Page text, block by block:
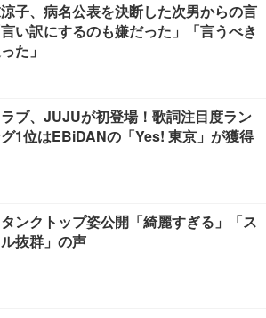
子、病名公表を決断した次男からの言
い訳にするのも嫌だった」「言うべき
た」
ブ、JUJUが初登場！歌詞注目度ラン
1位はEBiDANの「Yes! 東京」が獲得
ンクトップ姿公開「綺麗すぎる」「ス
抜群」の声